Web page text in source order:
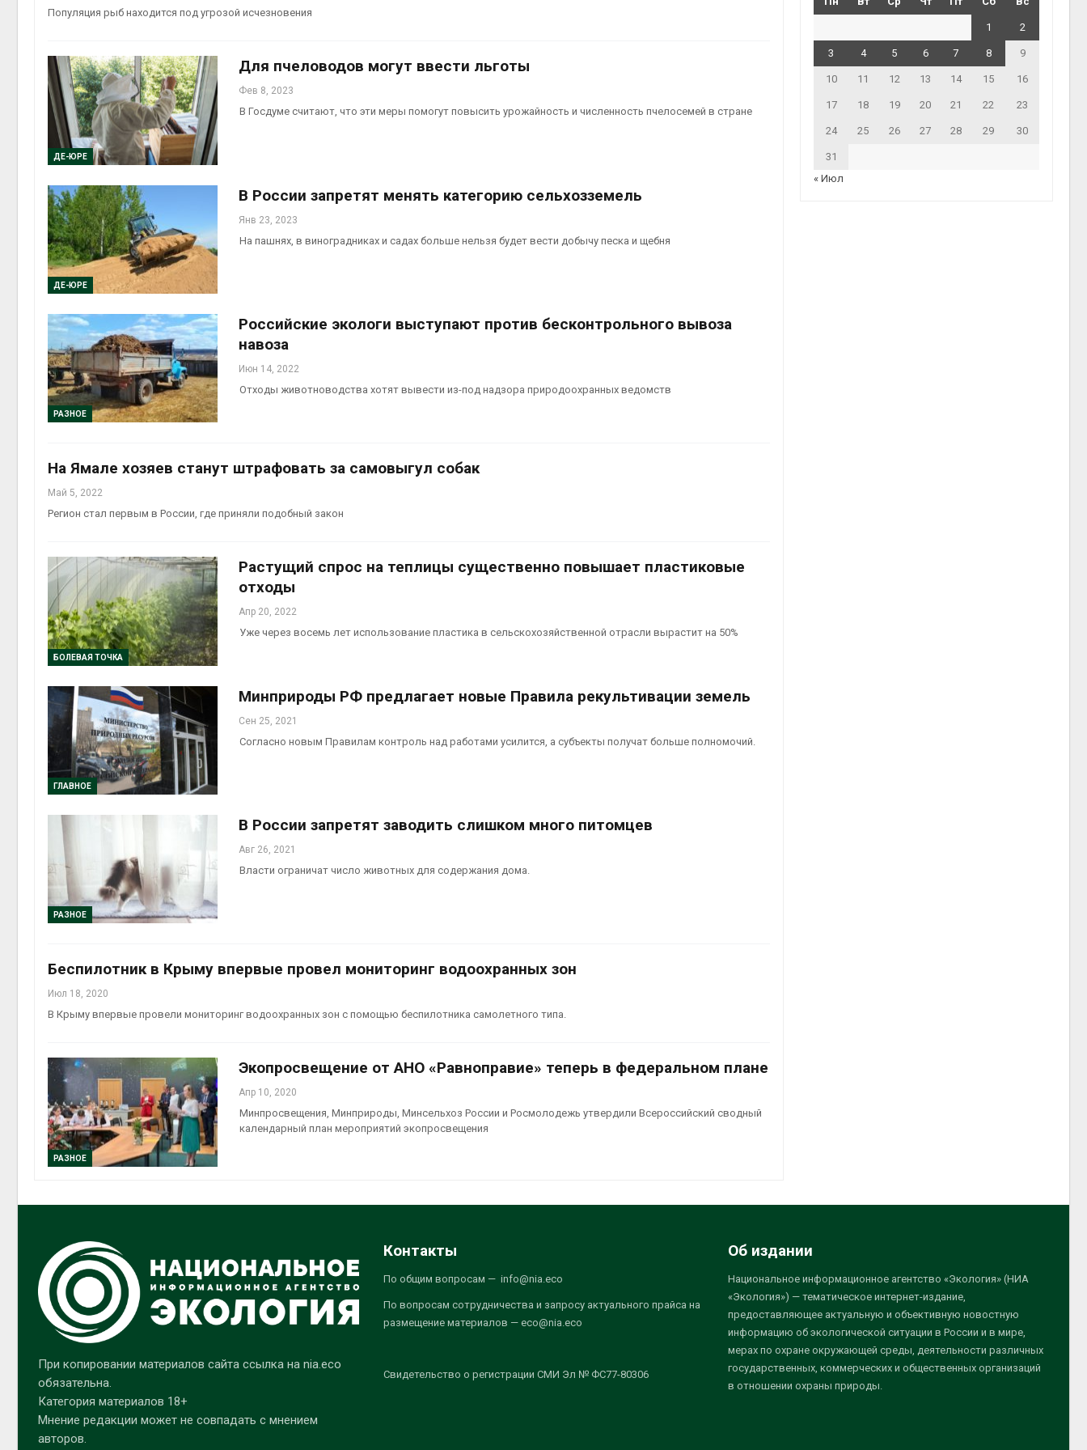
Популяция рыб находится под угрозой исчезновения
ДЕ-ЮРЕ
Для пчеловодов могут ввести льготы
Фев 8, 2023
В Госдуме считают, что эти меры помогут повысить урожайность и численность пчелосемей в стране
ДЕ-ЮРЕ
В России запретят менять категорию сельхозземель
Янв 23, 2023
На пашнях, в виноградниках и садах больше нельзя будет вести добычу песка и щебня
РАЗНОЕ
Российские экологи выступают против бесконтрольного вывоза
навоза
Июн 14, 2022
Отходы животноводства хотят вывести из-под надзора природоохранных ведомств
На Ямале хозяев станут штрафовать за самовыгул собак
Май 5, 2022
Регион стал первым в России, где приняли подобный закон
БОЛЕВАЯ ТОЧКА
Растущий спрос на теплицы существенно повышает пластиковые
отходы
Апр 20, 2022
Уже через восемь лет использование пластика в сельскохозяйственной отрасли вырастит на 50%
ГЛАВНОЕ
Минприроды РФ предлагает новые Правила рекультивации земель
Сен 25, 2021
Согласно новым Правилам контроль над работами усилится, а субъекты получат больше полномочий.
РАЗНОЕ
В России запретят заводить слишком много питомцев
Авг 26, 2021
Власти ограничат число животных для содержания дома.
Беспилотник в Крыму впервые провел мониторинг водоохранных зон
Июл 18, 2020
В Крыму впервые провели мониторинг водоохранных зон с помощью беспилотника самолетного типа.
РАЗНОЕ
Экопросвещение от АНО «Равноправие» теперь в федеральном плане
Апр 10, 2020
Минпросвещения, Минприроды, Минсельхоз России и Росмолодежь утвердили Всероссийский сводный
календарный план мероприятий экопросвещения
1 2
3 4 5 6 7 8 9
10 11 12 13 14 15 16
17 18 19 20 21 22 23
24 25 26 27 28 29 30
31
« Июл
При копировании материалов сайта ссылка на nia.eco
обязательна.
Категория материалов 18+
Мнение редакции может не совпадать с мнением
авторов.
Контакты
По общим вопросам — info@nia.eco
По вопросам сотрудничества и запросу актуального прайса на
размещение материалов — eco@nia.eco
Свидетельство о регистрации СМИ Эл № ФС77-80306
Об издании
Национальное информационное агентство «Экология» (НИА
«Экология») — тематическое интернет-издание,
предоставляющее актуальную и объективную новостную
информацию об экологической ситуации в России и в мире,
мерах по охране окружающей среды, деятельности различных
государственных, коммерческих и общественных организаций
в отношении охраны природы.